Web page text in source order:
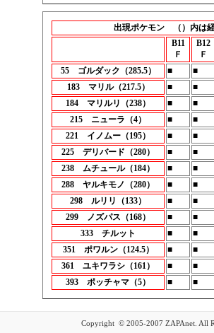
出現ポケモン （）内は
B11
Ｆ
B12
Ｆ
55 ゴルダック（285.5）
■
■
183 マリル（217.5）
■
■
184 マリルリ（238）
■
■
215 ニューラ（4）
■
■
221 イノムー（195）
■
■
225 デリバード（280）
■
■
238 ムチュール（184）
■
■
288 ヤルキモノ（280）
■
■
298 ルリリ（133）
■
■
299 ノズパス（168）
■
■
333 チルット
■
■
351 ポワルン（124.5）
■
■
361 ユキワラシ（161）
■
■
393 ポッチャマ（5）
■ ■
Copyright © 2005-2007 ZAPAnet. All